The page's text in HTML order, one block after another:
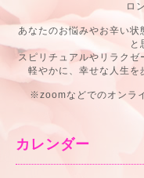
ロ
あなたのお悩みやお辛い
と
スピリチュアルやリラクゼ
軽やかに、幸せな人生を
※zoomなどでのオンラ
カレンダー